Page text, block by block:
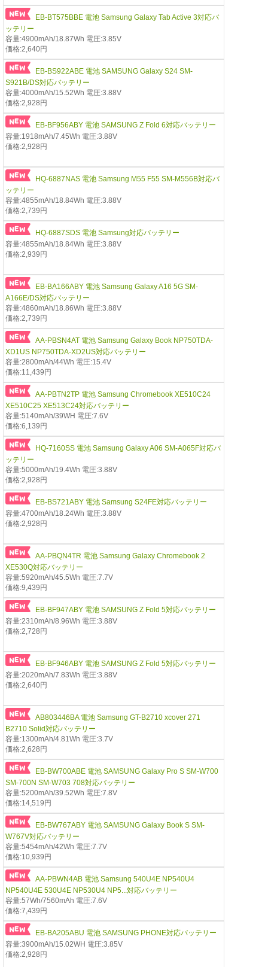
EB-BT575BBE 電池 Samsung Galaxy Tab Active 3対応バ
ッテリー
容量:4900mAh/18.87Wh 電圧:3.85V
価格:2,640円
EB-BS922ABE 電池 SAMSUNG Galaxy S24 SM-
S921B/DS対応バッテリー
容量:4000mAh/15.52Wh 電圧:3.88V
価格:2,928円
EB-BF956ABY 電池 SAMSUNG Z Fold 6対応バッテリー
容量:1918mAh/7.45Wh 電圧:3.88V
価格:2,928円
HQ-6887NAS 電池 Samsung M55 F55 SM-M556B対応バ
ッテリー
容量:4855mAh/18.84Wh 電圧:3.88V
価格:2,739円
HQ-6887SDS 電池 Samsung対応バッテリー
容量:4855mAh/18.84Wh 電圧:3.88V
価格:2,939円
EB-BA166ABY 電池 Samsung Galaxy A16 5G SM-
A166E/DS対応バッテリー
容量:4860mAh/18.86Wh 電圧:3.88V
価格:2,739円
AA-PBSN4AT 電池 Samsung Galaxy Book NP750TDA-
XD1US NP750TDA-XD2US対応バッテリー
容量:2800mAh/44Wh 電圧:15.4V
価格:11,439円
AA-PBTN2TP 電池 Samsung Chromebook XE510C24
XE510C25 XE513C24対応バッテリー
容量:5140mAh/39WH 電圧:7.6V
価格:6,139円
HQ-7160SS 電池 Samsung Galaxy A06 SM-A065F対応バ
ッテリー
容量:5000mAh/19.4Wh 電圧:3.88V
価格:2,928円
EB-BS721ABY 電池 Samsung S24FE対応バッテリー
容量:4700mAh/18.24Wh 電圧:3.88V
価格:2,928円
AA-PBQN4TR 電池 Samsung Galaxy Chromebook 2
XE530Q対応バッテリー
容量:5920mAh/45.5Wh 電圧:7.7V
価格:9,439円
EB-BF947ABY 電池 SAMSUNG Z Fold 5対応バッテリー
容量:2310mAh/8.96Wh 電圧:3.88V
価格:2,728円
EB-BF946ABY 電池 SAMSUNG Z Fold 5対応バッテリー
容量:2020mAh/7.83Wh 電圧:3.88V
価格:2,640円
AB803446BA 電池 Samsung GT-B2710 xcover 271
B2710 Solid対応バッテリー
容量:1300mAh/4.81Wh 電圧:3.7V
価格:2,628円
EB-BW700ABE 電池 SAMSUNG Galaxy Pro S SM-W700
SM-700N SM-W703 708対応バッテリー
容量:5200mAh/39.52Wh 電圧:7.8V
価格:14,519円
EB-BW767ABY 電池 SAMSUNG Galaxy Book S SM-
W767V対応バッテリー
容量:5454mAh/42Wh 電圧:7.7V
価格:10,939円
AA-PBWN4AB 電池 Samsung 540U4E NP540U4
NP540U4E 530U4E NP530U4 NP5...対応バッテリー
容量:57Wh/7560mAh 電圧:7.6V
価格:7,439円
EB-BA205ABU 電池 SAMSUNG PHONE対応バッテリー
容量:3900mAh/15.02WH 電圧:3.85V
価格:2,928円